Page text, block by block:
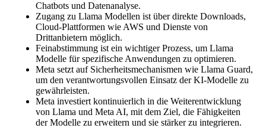
Chatbots und Datenanalyse.
Zugang zu Llama Modellen ist über direkte Downloads,
Cloud-Plattformen wie AWS und Dienste von
Drittanbietern möglich.
Feinabstimmung ist ein wichtiger Prozess, um Llama
Modelle für spezifische Anwendungen zu optimieren.
Meta setzt auf Sicherheitsmechanismen wie Llama Guard,
um den verantwortungsvollen Einsatz der KI-Modelle zu
gewährleisten.
Meta investiert kontinuierlich in die Weiterentwicklung
von Llama und Meta AI, mit dem Ziel, die Fähigkeiten
der Modelle zu erweitern und sie stärker zu integrieren.